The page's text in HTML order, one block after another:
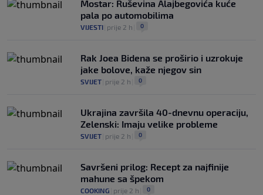
Mostar: Ruševina Alajbegovića kuće
pala po automobilima
VIJESTI prije 2 h 0
Rak Joea Bidena se proširio i uzrokuje
jake bolove, kaže njegov sin
SVIJET prije 2 h 0
Ukrajina završila 40-dnevnu operaciju,
Zelenski: Imaju velike probleme
SVIJET prije 2 h 0
Savršeni prilog: Recept za najfinije
mahune sa špekom
COOKING prije 2 h 0